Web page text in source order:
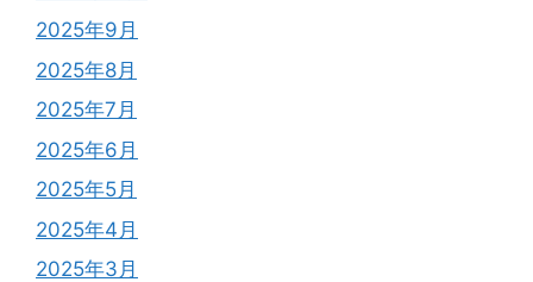
2025年9月
2025年8月
2025年7月
2025年6月
2025年5月
2025年4月
2025年3月